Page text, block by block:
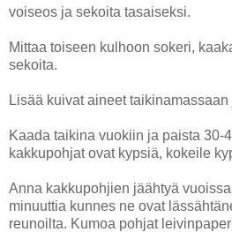
voiseos ja sekoita tasaiseksi.
Mittaa toiseen kulhoon sokeri,
sekoita.
Lisää kuivat aineet
Kaada taikina vuokiin ja paista 30-
kakkupohjat ovat kypsiä, kokeile
Anna kakkupohjien jäähtyä
minuuttia kunnes ne ovat
reunoilta. Kumoa pohjat